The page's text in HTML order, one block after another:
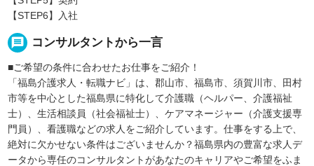
【STEP6】入社
message コンサルタントから一言
■ご希望の条件に合わせたお仕事をご紹介！
「福島介護求人・転職ナビ」は、郡山市、福島市、須賀川市、田村
市等を中心とした福島県に特化して介護職（ヘルパー、介護福祉
士）、生活相談員（社会福祉士）、ケアマネージャー（介護支援専
門員）、看護職などの求人をご紹介しています。仕事をする上で、
絶対に欠かせない条件はございませんか？福島県内の豊富な求人デ
ータから専任のコンサルタントがあなたのキャリアやご希望をふま